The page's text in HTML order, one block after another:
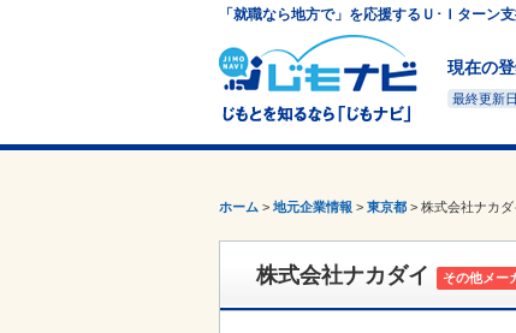
「就職なら地方で」を応援するＵ･Ｉターン
現在の
最終更新日
ホーム > 地元企業情報 > 東京都 > 株式会社ナカダ
株式会社ナカダイ その他メー